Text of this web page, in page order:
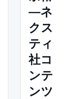
―ネ
クス
ティ
社コ
ンテ
ンツ